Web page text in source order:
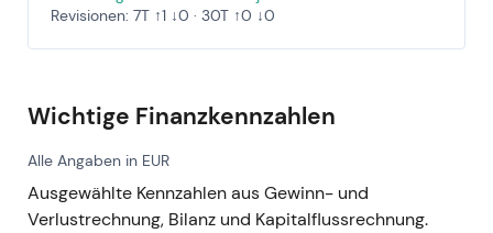
Revisionen: 7T ↑1 ↓0 · 30T ↑0 ↓0
Wichtige Finanzkennzahlen
Alle Angaben in EUR
Ausgewählte Kennzahlen aus Gewinn- und
Verlustrechnung, Bilanz und Kapitalflussrechnung.